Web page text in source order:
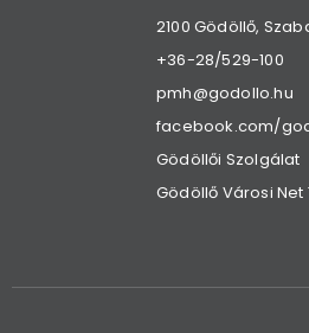
2100 Gödöllő,
+36-28/529-100
pmh@godollo.hu
facebook.com/
Gödöllői Szolgálat
Gödöllő Városi Net